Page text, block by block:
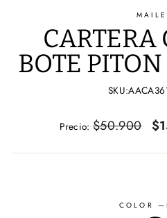
CARTERA
BOTE
Precio
Precio: $50.900
COLOR —